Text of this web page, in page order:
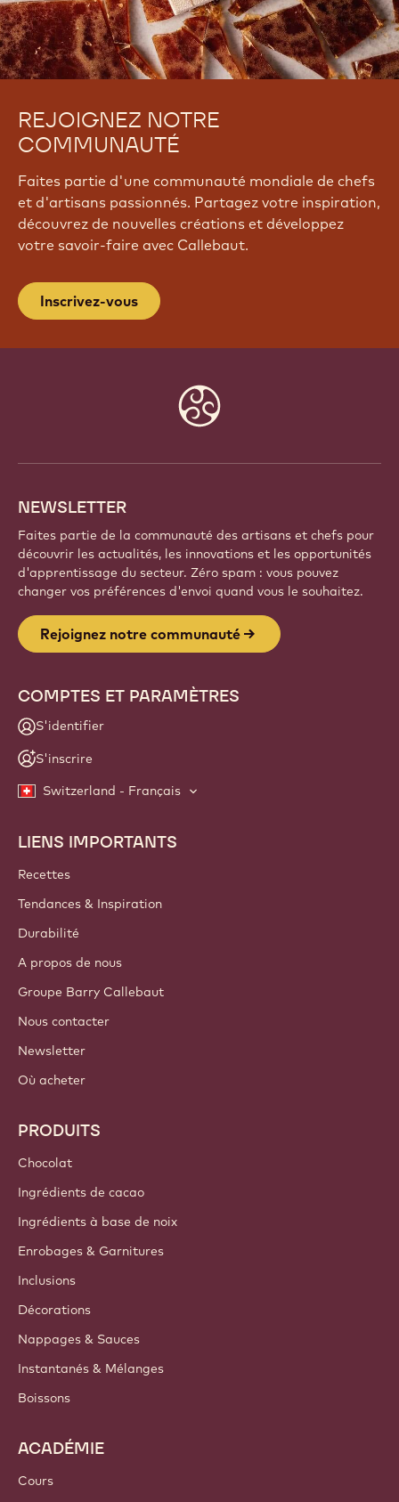
REJOIGNEZ NOTRE
COMMUNAUTÉ
Faites partie d'une communauté mondiale de chefs
et d'artisans passionnés. Partagez votre inspiration,
découvrez de nouvelles créations et développez
votre savoir-faire avec Callebaut.
Inscrivez-vous
NEWSLETTER
Faites partie de la communauté des artisans et chefs pour
découvrir les actualités, les innovations et les opportunités
d'apprentissage du secteur. Zéro spam : vous pouvez
changer vos préférences d'envoi quand vous le souhaitez.
Rejoignez notre communauté
COMPTES ET PARAMÈTRES
S'identifier
S'inscrire
Switzerland - Français
Footer
Callebaut
LIENS IMPORTANTS
Recettes
Tendances & Inspiration
Durabilité
A propos de nous
Groupe Barry Callebaut
Nous contacter
Newsletter
Où acheter
PRODUITS
Chocolat
Ingrédients de cacao
Ingrédients à base de noix
Enrobages & Garnitures
Inclusions
Décorations
Nappages & Sauces
Instantanés & Mélanges
Boissons
ACADÉMIE
Cours